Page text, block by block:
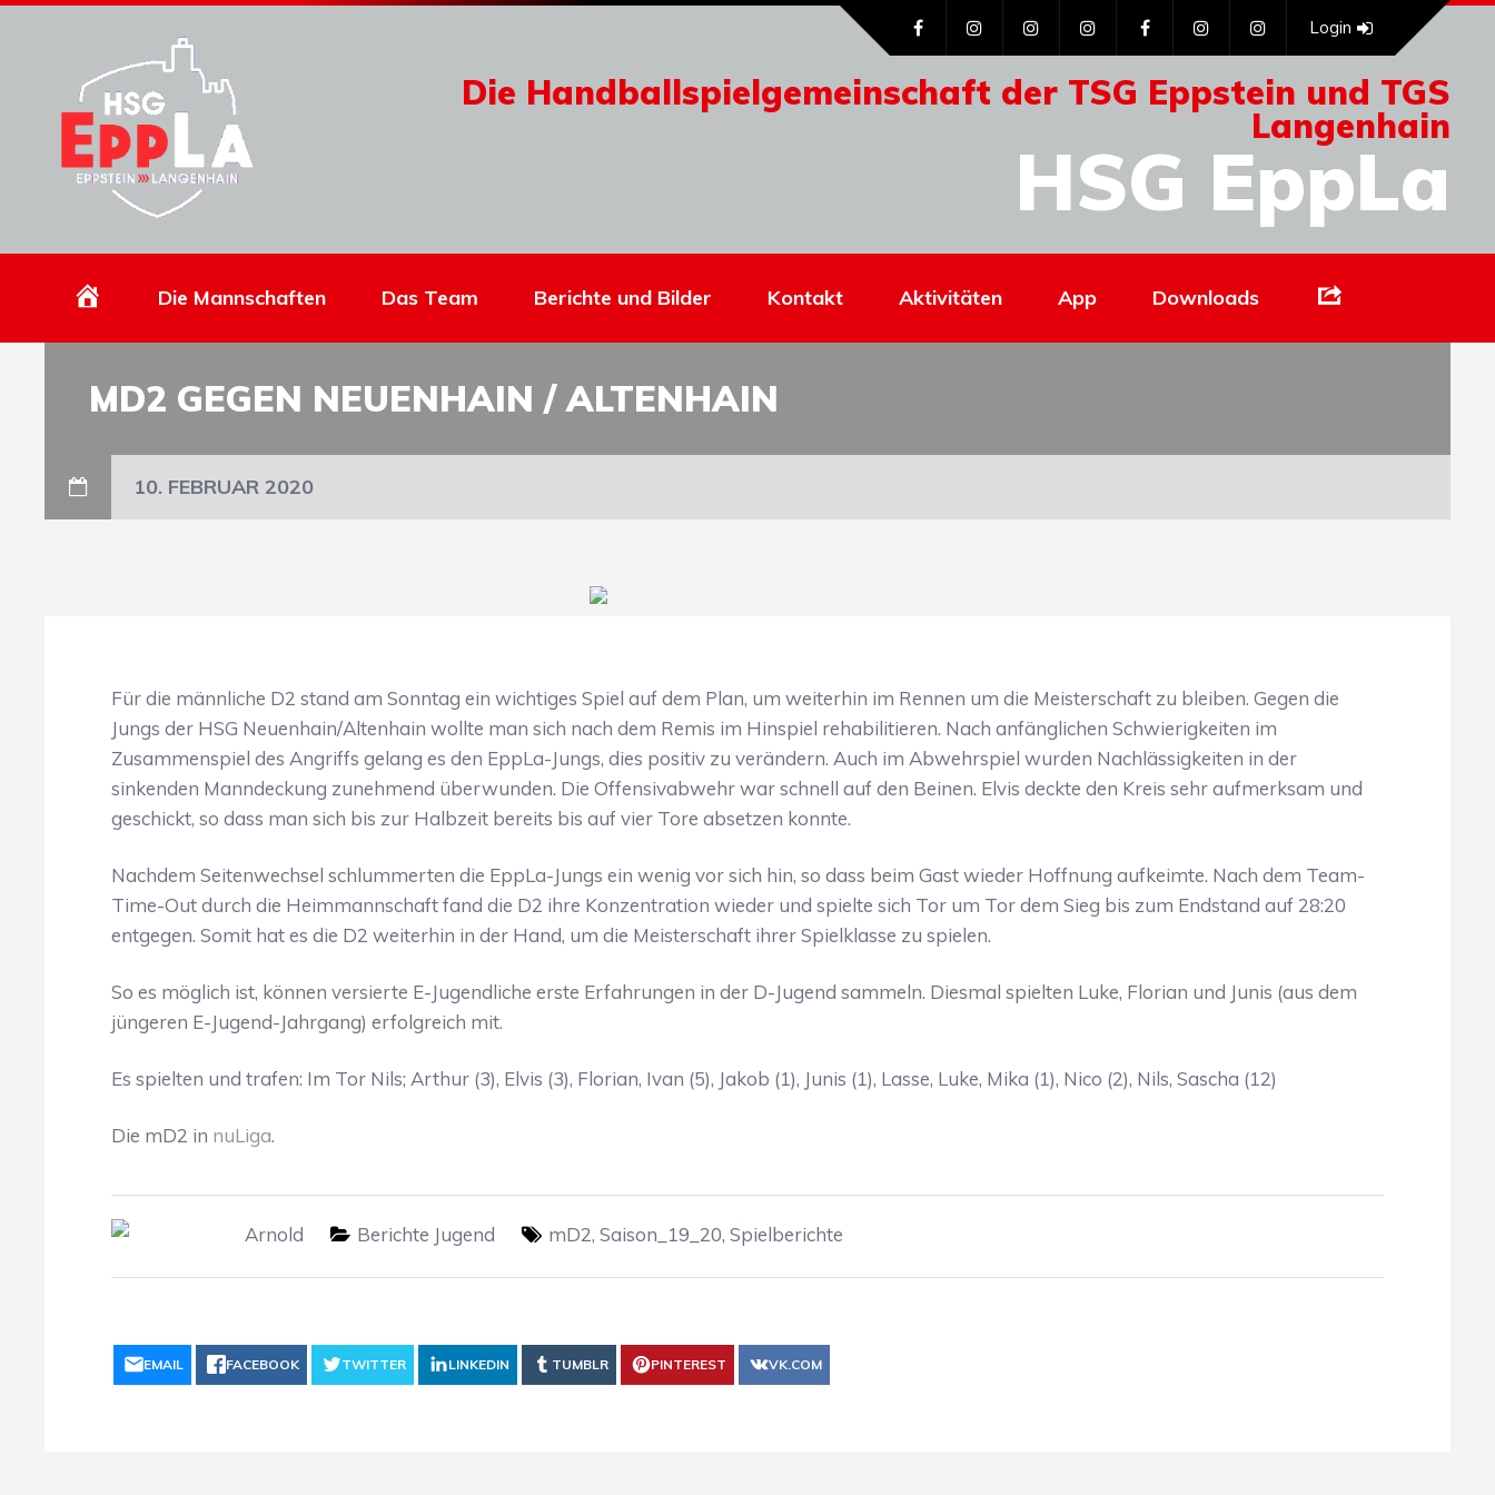
Die Handballspielgemeinschaft der TSG Eppstein und TGS
Langenhain
HSG EppLa
Login
HomepageDie Mannschaften Das Team Berichte und Bilder Kontakt Aktivitäten App Downloads
MD2 GEGEN NEUENHAIN / ALTENHAIN
10. FEBRUAR 2020
Für die männliche D2 stand am Sonntag ein wichtiges Spiel auf dem Plan, um weiterhin im Rennen um die Meisterschaft zu bleiben. Gegen die
Jungs der HSG Neuenhain/Altenhain wollte man sich nach dem Remis im Hinspiel rehabilitieren. Nach anfänglichen Schwierigkeiten im
Zusammenspiel des Angriffs gelang es den EppLa-Jungs, dies positiv zu verändern. Auch im Abwehrspiel wurden Nachlässigkeiten in der
sinkenden Manndeckung zunehmend überwunden. Die Offensivabwehr war schnell auf den Beinen. Elvis deckte den Kreis sehr aufmerksam und
geschickt, so dass man sich bis zur Halbzeit bereits bis auf vier Tore absetzen konnte.
Nachdem Seitenwechsel schlummerten die EppLa-Jungs ein wenig vor sich hin, so dass beim Gast wieder Hoffnung aufkeimte. Nach dem Team-
Time-Out durch die Heimmannschaft fand die D2 ihre Konzentration wieder und spielte sich Tor um Tor dem Sieg bis zum Endstand auf 28:20
entgegen. Somit hat es die D2 weiterhin in der Hand, um die Meisterschaft ihrer Spielklasse zu spielen.
So es möglich ist, können versierte E-Jugendliche erste Erfahrungen in der D-Jugend sammeln. Diesmal spielten Luke, Florian und Junis (aus dem
jüngeren E-Jugend-Jahrgang) erfolgreich mit.
Es spielten und trafen: Im Tor Nils; Arthur (3), Elvis (3), Florian, Ivan (5), Jakob (1), Junis (1), Lasse, Luke, Mika (1), Nico (2), Nils, Sascha (12)
Die mD2 in nuLiga.
Arnold Berichte Jugend mD2, Saison_19_20, Spielberichte
EMAIL FACEBOOK TWITTER LINKEDIN TUMBLR PINTEREST VK.COM